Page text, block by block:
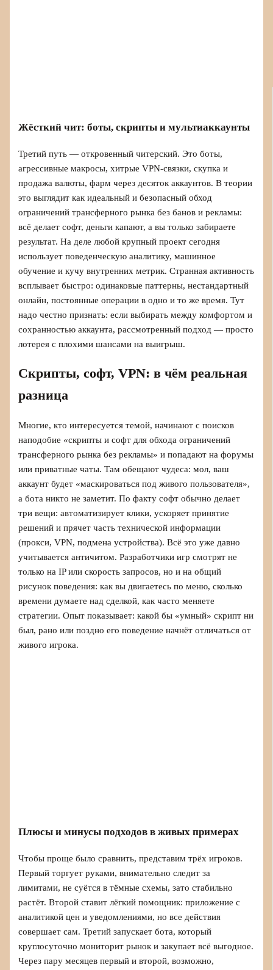
Жёсткий чит: боты, скрипты и мультиаккаунты
Третий путь — откровенный читерский. Это боты,
агрессивные макросы, хитрые VPN‑связки, скупка и
продажа валюты, фарм через десяток аккаунтов. В теории
это выглядит как идеальный и безопасный обход
ограничений трансферного рынка без банов и рекламы:
всё делает софт, деньги капают, а вы только забираете
результат. На деле любой крупный проект сегодня
использует поведенческую аналитику, машинное
обучение и кучу внутренних метрик. Странная активность
всплывает быстро: одинаковые паттерны, нестандартный
онлайн, постоянные операции в одно и то же время. Тут
надо честно признать: если выбирать между комфортом и
сохранностью аккаунта, рассмотренный подход — просто
лотерея с плохими шансами на выигрыш.
Скрипты, софт, VPN: в чём реальная
разница
Многие, кто интересуется темой, начинают с поисков
наподобие «скрипты и софт для обхода ограничений
трансферного рынка без рекламы» и попадают на форумы
или приватные чаты. Там обещают чудеса: мол, ваш
аккаунт будет «маскироваться под живого пользователя»,
а бота никто не заметит. По факту софт обычно делает
три вещи: автоматизирует клики, ускоряет принятие
решений и прячет часть технической информации
(прокси, VPN, подмена устройства). Всё это уже давно
учитывается античитом. Разработчики игр смотрят не
только на IP или скорость запросов, но и на общий
рисунок поведения: как вы двигаетесь по меню, сколько
времени думаете над сделкой, как часто меняете
стратегии. Опыт показывает: какой бы «умный» скрипт ни
был, рано или поздно его поведение начнёт отличаться от
живого игрока.
Плюсы и минусы подходов в живых примерах
Чтобы проще было сравнить, представим трёх игроков.
Первый торгует руками, внимательно следит за
лимитами, не суётся в тёмные схемы, зато стабильно
растёт. Второй ставит лёгкий помощник: приложение с
аналитикой цен и уведомлениями, но все действия
совершает сам. Третий запускает бота, который
круглосуточно мониторит рынок и закупает всё выгодное.
Через пару месяцев первый и второй, возможно,